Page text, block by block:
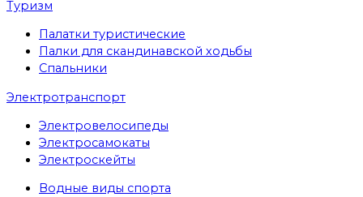
Туризм
Палатки туристические
Палки для скандинавской ходьбы
Спальники
Электротранспорт
Электровелосипеды
Электросамокаты
Электроскейты
Водные виды спорта